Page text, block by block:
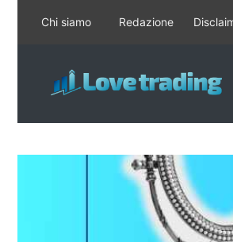
contenuto
Chi siamo Redazione